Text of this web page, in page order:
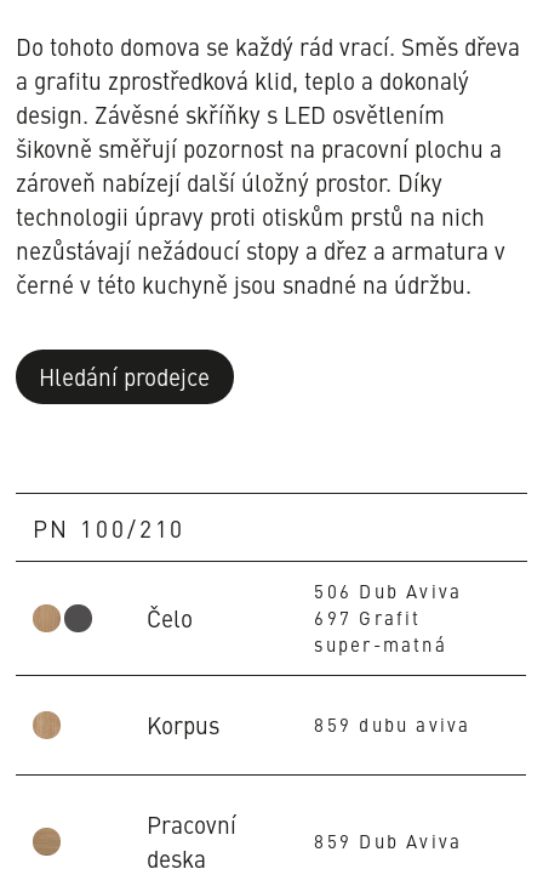
Do tohoto domova se každý rád vrací. Směs dřeva
a grafitu zprostředková klid, teplo a dokonalý
design. Závěsné skříňky s LED osvětlením
šikovně směřují pozornost na pracovní plochu a
zároveň nabízejí další úložný prostor. Díky
technologii úpravy proti otiskům prstů na nich
nezůstávají nežádoucí stopy a dřez a armatura v
černé v této kuchyně jsou snadné na údržbu.
Hledání prodejce
PN 100/210
Čelo
506 Dub Aviva
697 Grafit
super-matná
Korpus 859 dubu aviva
Pracovní
deska
859 Dub Aviva